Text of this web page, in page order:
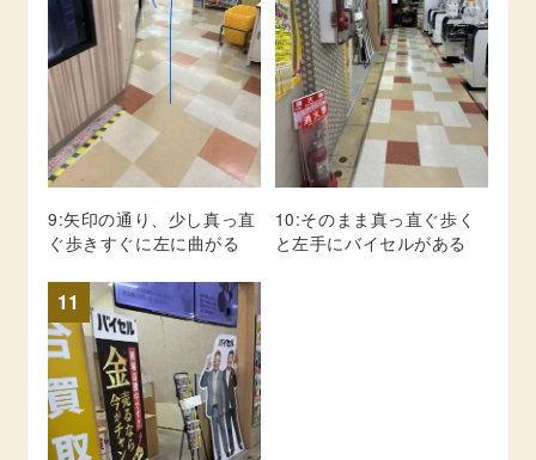
9:矢印の通り、少し真っ直
ぐ歩きすぐに左に曲がる
10:そのまま真っ直ぐ歩く
と左手にバイセルがある
11